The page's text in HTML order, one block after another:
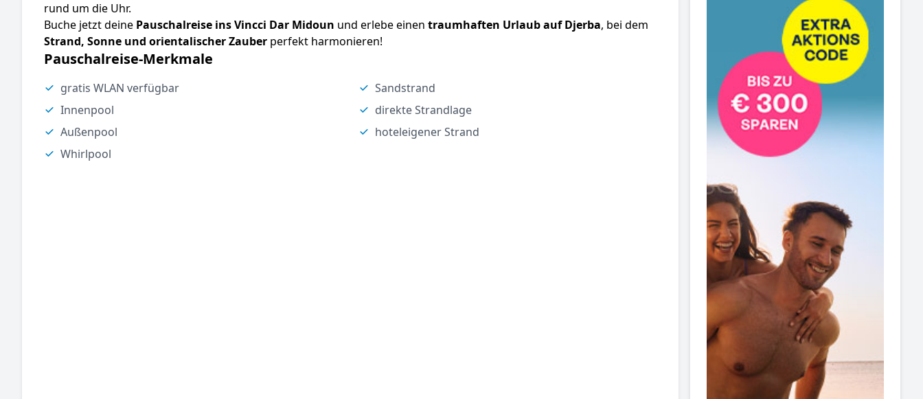
rund um die Uhr.
Buche jetzt deine Pauschalreise ins Vincci Dar Midoun und erlebe einen traumhaften Urlaub auf Djerba, bei dem
Strand, Sonne und orientalischer Zauber perfekt harmonieren!
Pauschalreise-Merkmale
gratis WLAN verfügbar
Innenpool
Außenpool
Whirlpool
Sandstrand
direkte Strandlage
hoteleigener Strand